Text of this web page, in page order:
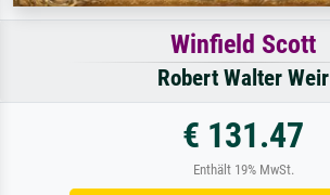
Winfield Scott
Robert Walter Weir
€ 131.47
Enthält 19% MwSt.